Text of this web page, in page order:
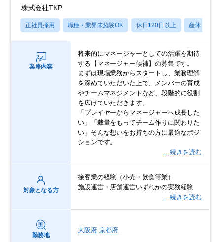
株式会社TKP
正社員採用 職種・業界未経験OK 休日120日以上 産休・育休
業務内容
将来的にマネージャーとしての活躍を期待
する【マネージャー候補】の募集です。
まずは現場業務からスタートし、業務理解
を深めていただいた上で、メンバーの育成
やチームマネジメントなど、段階的に役割
を広げていただきます。
「プレイヤーからマネージャーへ成長した
い」「裁量をもってチーム作りに関わりた
い」そんな想いをお持ちの方に最適なポジ
ションです。
…続きを読む
対象となる方
接客業の経験（小売・飲食等業）
施設運営・店舗運営いずれかの実務経験
…続きを読む
勤務地
大阪府 京都府